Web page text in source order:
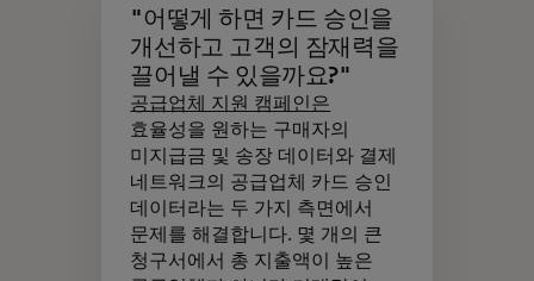
"어떻게 하면 카드 승인을
개선하고 고객의 잠재력을
끌어낼 수 있을까요?"
공급업체 지원 캠페인은
효율성을 원하는 구매자의
미지급금 및 송장 데이터와 결제
네트워크의 공급업체 카드 승인
데이터라는 두 가지 측면에서
문제를 해결합니다. 몇 개의 큰
청구서에서 총 지출액이 높은